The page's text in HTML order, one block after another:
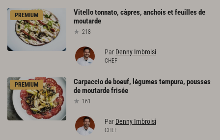
PREMIUM Vitellotonnato, câpres, anchoisetfeuillesde
moutarde
218
Par Denny Imbroisi
CHEF
PREMIUM Carpacciode boeuf, légumestempura, pousses
demoutardefrisée
161
Par Denny Imbroisi
CHEF